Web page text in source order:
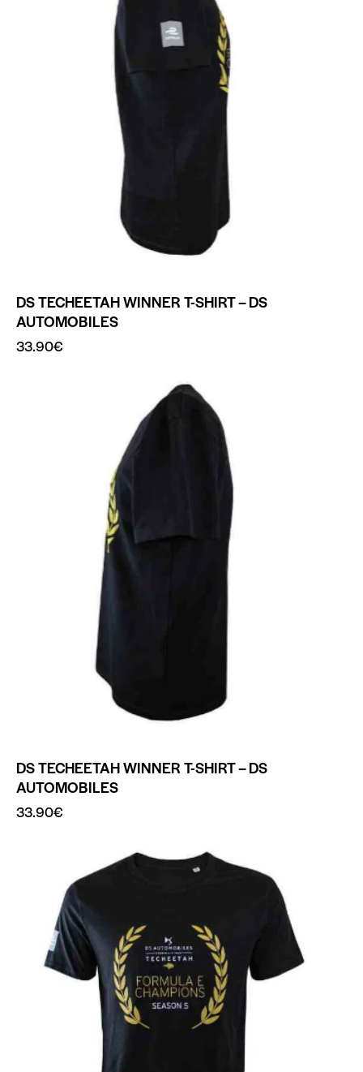
DS TECHEETAH WINNER T-SHIRT – DS
AUTOMOBILES
33.90€
DS TECHEETAH WINNER T-SHIRT – DS
AUTOMOBILES
33.90€